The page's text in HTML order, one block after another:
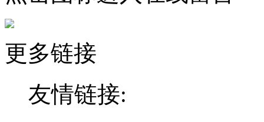
更多链接
友情链接: